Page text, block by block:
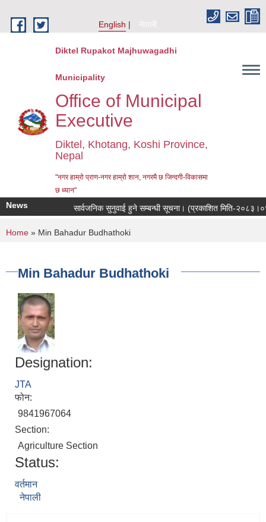
English
नेपाली
Diktel Rupakot Majhuwagadhi
Municipality
Office of Municipal
Executive
Diktel, Khotang, Koshi Province,
Nepal
"नगर हाम्रो प्राण-नगर हाम्रो शान, नगरमै छ जिन्दगी-विकासमा
छ ध्यान"
News सार्वजनिक सुनुवाई हुने सम्बन्धी सूचना। (प्रकाशित मिति-
You are here
Home » Min Bahadur Budhathoki
Min Bahadur Budhathoki
Designation:
JTA
फोन:
9841967064
Section:
Agriculture Section
Status:
वर्तमान
नेपाली